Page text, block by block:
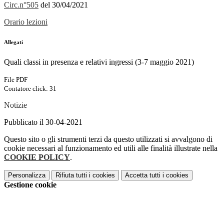
Circ.n°505 del 30/04/2021
Orario lezioni
Allegati
Quali classi in presenza e relativi ingressi (3-7 maggio 2021)
File PDF
Contatore click: 31
Notizie
Pubblicato il 30-04-2021
Questo sito o gli strumenti terzi da questo utilizzati si avvalgono di
cookie necessari al funzionamento ed utili alle finalità illustrate nella
COOKIE POLICY.
Personalizza Rifiuta tutti i cookies Accetta tutti i cookies
Gestione cookie